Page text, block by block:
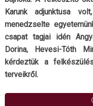
Karunk adjunktusa
menedzselte
csapat tagjai idén
Dorina, Hevesi-Tóth
kérdeztük a
terveikről.